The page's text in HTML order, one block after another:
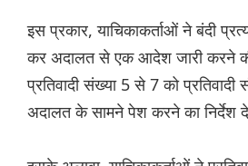
इस प्रकार, याचिकाकर्ताओं ने बंदी
कर अदालत से एक आदेश जारी करने
प्रतिवादी संख्या 5 से 7 को
अदालत के सामने पेश करने का निर्देश